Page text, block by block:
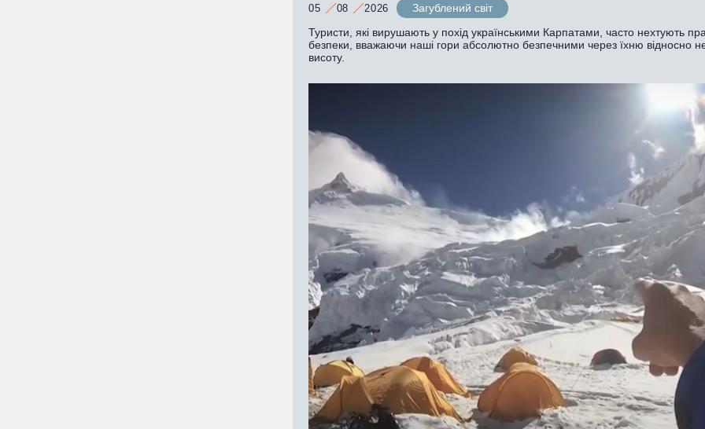
05 08 2026
Загублений світ
Туристи, які вирушають у похід українськими Карпатами, часто нехтують
безпеки, вважаючи наші гори абсолютно безпечними через їхню відносно
висоту.